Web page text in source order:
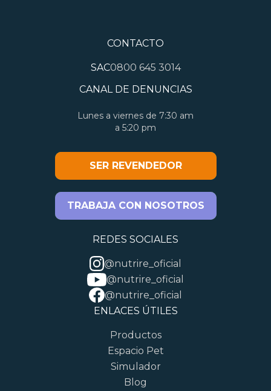
CONTACTO
SAC0800 645 3014
CANAL DE DENUNCIAS
Lunes a viernes de 7:30 am
a 5:20 pm
SER REVENDEDOR
TRABAJA CON NOSOTROS
REDES SOCIALES
@nutrire_oficial
@nutrire_oficial
@nutrire_oficial
ENLACES ÚTILES
Productos
Espacio Pet
Simulador
Blog